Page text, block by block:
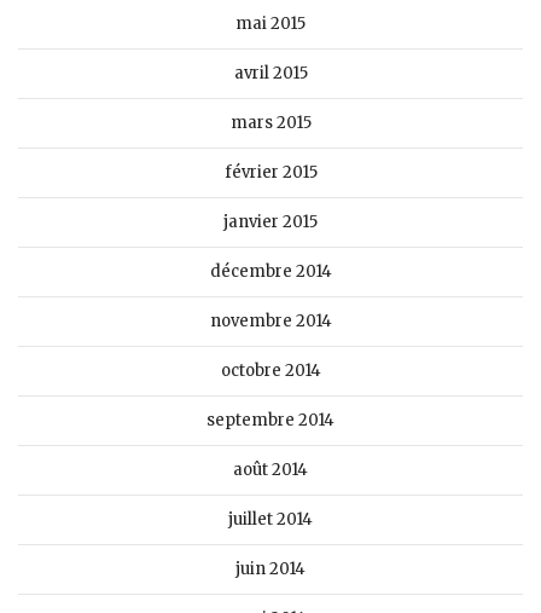
mai 2015
avril 2015
mars 2015
février 2015
janvier 2015
décembre 2014
novembre 2014
octobre 2014
septembre 2014
août 2014
juillet 2014
juin 2014